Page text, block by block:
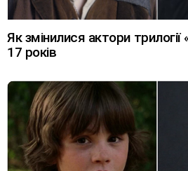
Як змінилися актори
17 років